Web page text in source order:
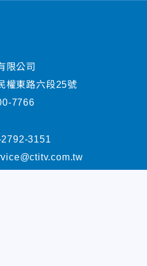
限公司
權東路六段25號
7766
3151